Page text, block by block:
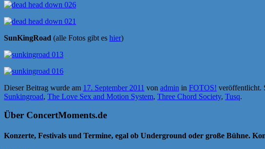
SunKingRoad (alle Fotos gibt es hier)
Dieser Beitrag wurde am 17. September 2011 von admin in FOTOS! veröffentlicht.
Sunkingroad, The Love Sex and Motion System, Three Chord Society, Tusq.
Über ConcertMoments.de
Konzerte, Festivals und Termine, egal ob Underground oder große Bühne.